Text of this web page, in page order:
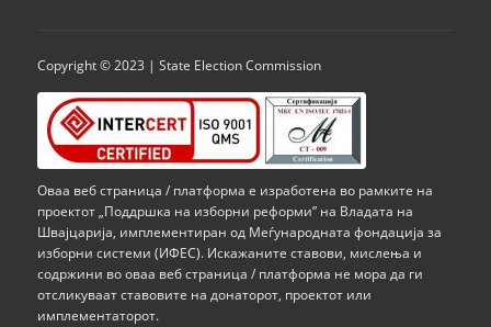
Copyright © 2023 | State Election Commission
Оваа веб страница / платформа е изработена во рамките на
проектот „Поддршка на изборни реформи” на Владата на
Швајцарија, имплементиран од Меѓународната фондација за
изборни системи (ИФЕС). Искажаните ставови, мислења и
содржини во оваа веб страница / платформа не мора да ги
отсликуваат ставовите на донаторот, проектот или
имплементаторот.